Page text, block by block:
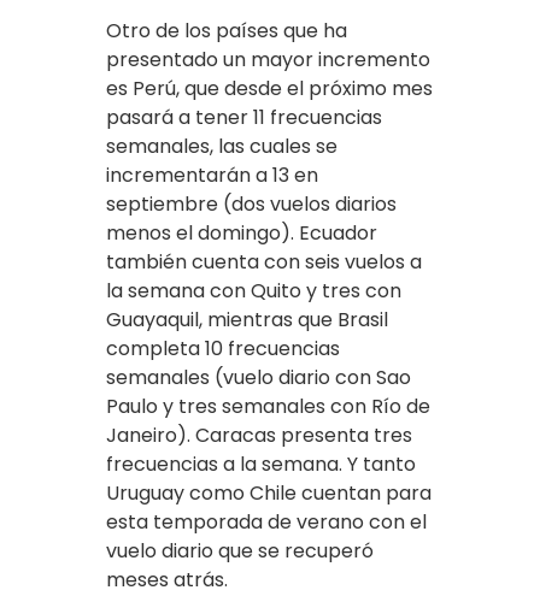
Otro de los países que ha
presentado un mayor incremento
es Perú, que desde el próximo mes
pasará a tener 11 frecuencias
semanales, las cuales se
incrementarán a 13 en
septiembre (dos vuelos diarios
menos el domingo). Ecuador
también cuenta con seis vuelos a
la semana con Quito y tres con
Guayaquil, mientras que Brasil
completa 10 frecuencias
semanales (vuelo diario con Sao
Paulo y tres semanales con Río de
Janeiro). Caracas presenta tres
frecuencias a la semana. Y tanto
Uruguay como Chile cuentan para
esta temporada de verano con el
vuelo diario que se recuperó
meses atrás.